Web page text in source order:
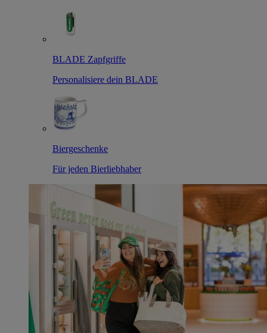
BLADE Zapfgriffe
Personalisiere dein BLADE
Biergeschenke
Für jeden Bierliebhaber